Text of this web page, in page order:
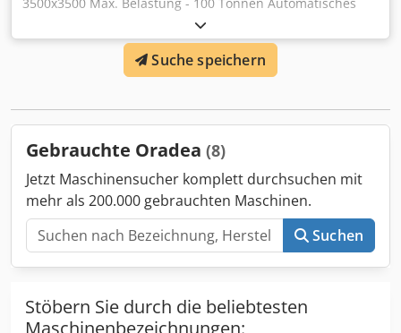
Gewichtsausgleichssystem Doppelzahnstange.
Längsverfahrweg 2500mm Vorschübe: 0,45-4500 mm / min.
Eilgang - 4500mm / min Stufenlos einstellbare
Drehgeschwindigkeit: 0.000129 - 1.29 rot / min.
Amusa
Suche speichern
Gebrauchte Oradea (8)
Jetzt Maschinensucher komplett durchsuchen mit
mehr als 200.000 gebrauchten Maschinen.
Suchen
Stöbern Sie durch die beliebtesten
Maschinenbezeichnungen: